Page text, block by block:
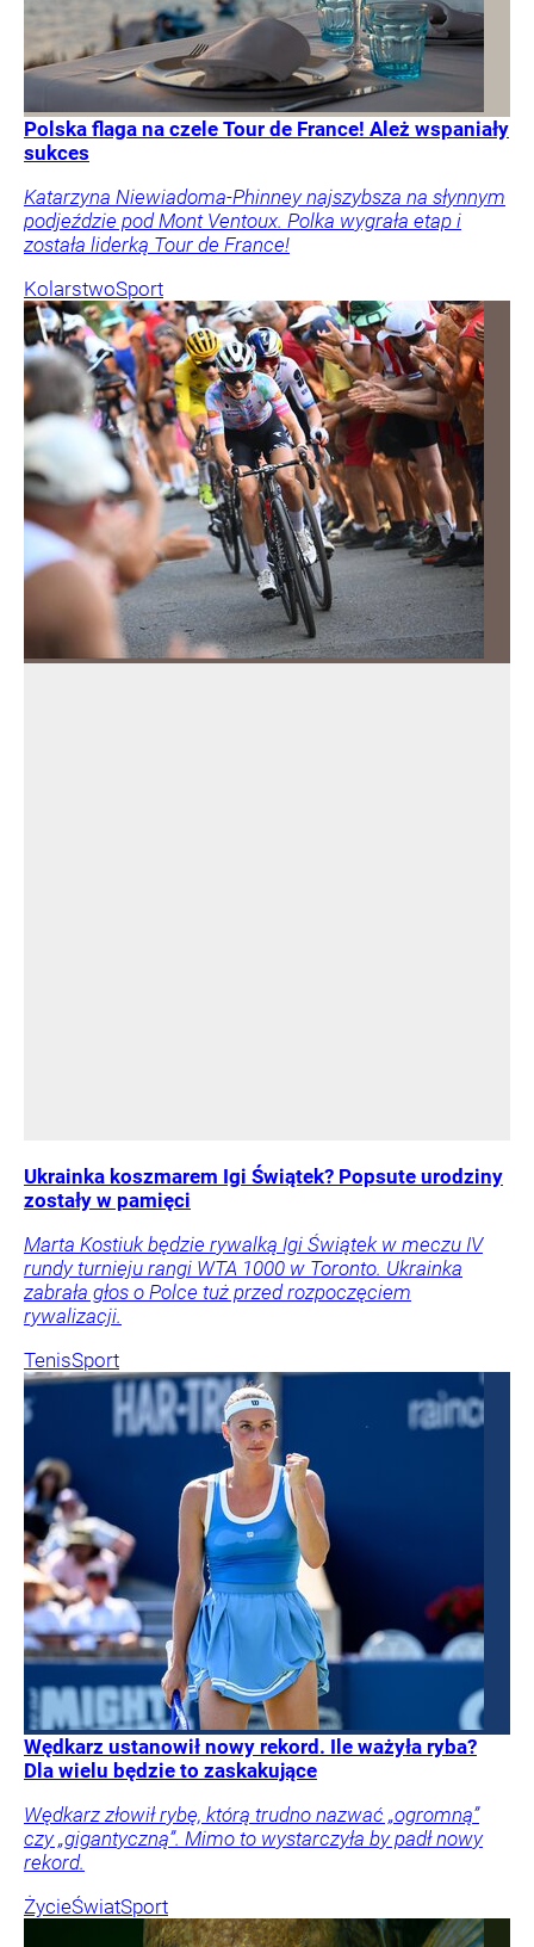
Polska flaga na czele Tour de France! Ależ wspaniały
sukces
Katarzyna Niewiadoma-Phinney najszybsza na słynnym
podjeździe pod Mont Ventoux. Polka wygrała etap i
została liderką Tour de France!
KolarstwoSport
Ukrainka koszmarem Igi Świątek? Popsute urodziny
zostały w pamięci
Marta Kostiuk będzie rywalką Igi Świątek w meczu IV
rundy turnieju rangi WTA 1000 w Toronto. Ukrainka
zabrała głos o Polce tuż przed rozpoczęciem
rywalizacji.
TenisSport
Wędkarz ustanowił nowy rekord. Ile ważyła ryba?
Dla wielu będzie to zaskakujące
Wędkarz złowił rybę, którą trudno nazwać „ogromną”
czy „gigantyczną”. Mimo to wystarczyła by padł nowy
rekord.
ŻycieŚwiatSport